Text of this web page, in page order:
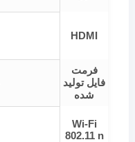
HDMI
فرمت
فایل تولید
شده
Wi-Fi
802.11 n